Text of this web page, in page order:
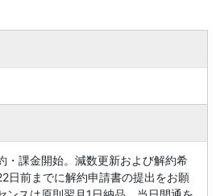
・課金開始。減数更新および解約希
日前までに解約申請書の提出をお願